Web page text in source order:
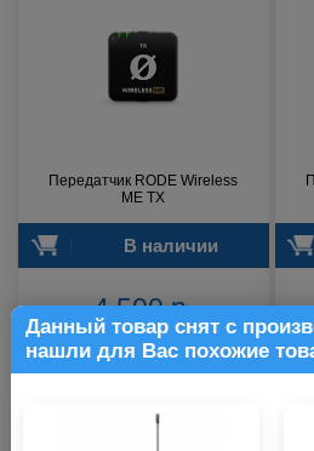
Данный товар снят с
нашли для Вас похожие
Передатчик RODE Wireless
ME TX
В наличии
4 500 р.